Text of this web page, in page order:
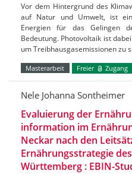
Vor dem Hintergrund des
auf Natur und Umwelt, ist
Energien für das Gelingen
Bedeutung. Photovoltaik ist
um Treibhausgasemissionen zu
Masterarbeit Freier Zugang
Nele Johanna Sontheimer
Evaluierung der
information im
Neckar nach den
Ernährungsstrategie
Württemberg : EBIN-